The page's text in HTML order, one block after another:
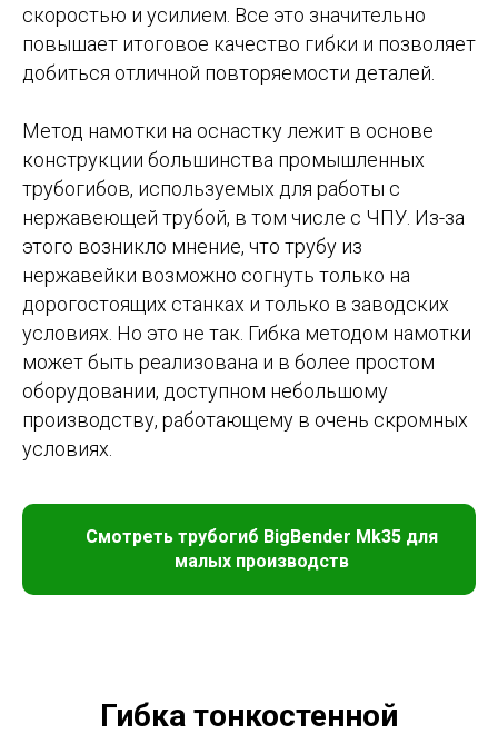
скоростью и усилием. Все это значительно
повышает итоговое качество гибки и позволяет
добиться отличной повторяемости деталей.
Метод намотки на оснастку лежит в основе
конструкции большинства промышленных
трубогибов, используемых для работы с
нержавеющей трубой, в том числе с ЧПУ. Из-за
этого возникло мнение, что трубу из
нержавейки возможно согнуть только на
дорогостоящих станках и только в заводских
условиях. Но это не так. Гибка методом намотки
может быть реализована и в более простом
оборудовании, доступном небольшому
производству, работающему в очень скромных
условиях.
Смотреть трубогиб BigBender Mk35 для
малых производств
Гибка тонкостенной